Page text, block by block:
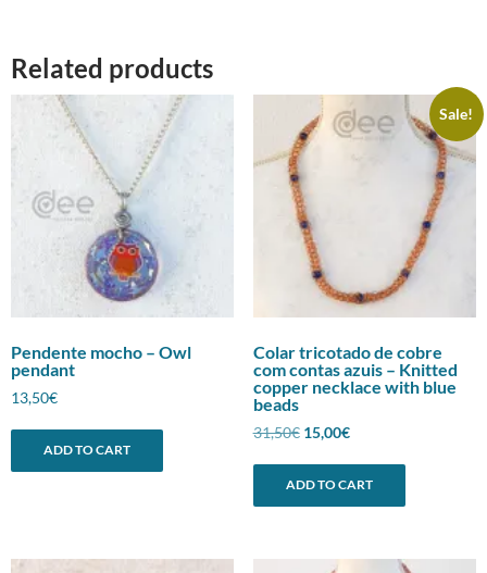
Related products
Pendente mocho – Owl
pendant
13,50€
ADD TO CART
Sale!
Colar tricotado de cobre
com contas azuis – Knitted
copper necklace with blue
beads
31,50€ Original
15,00€Current
ADD TO CART